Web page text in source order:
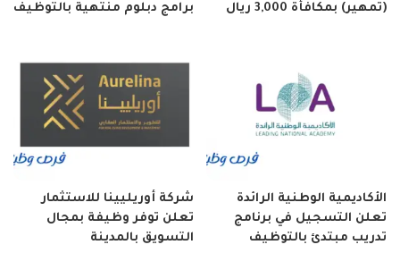
(تمهير) بمكافأة 3,000 ريال
برامج دبلوم منتهية بالتوظيف
الأكاديمية الوطنية الرائدة
تعلن التسجيل في برنامج
تدريب مبتدئ بالتوظيف
شركة أوريليينا للاستثمار
تعلن توفر وظيفة بمجال
التسويق بالمدينة